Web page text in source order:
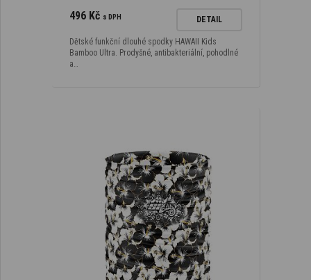
496 Kč s DPH DETAIL
Dětské funkční dlouhé spodky HAWAII Kids
Bamboo Ultra. Prodyšné, antibakteriální, pohodlné
a…